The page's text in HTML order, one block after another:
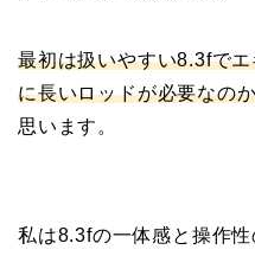
最初は扱いやすい8.3fで
に長いロッドが必要なの
思います。
私は8.3fの一体感と操作